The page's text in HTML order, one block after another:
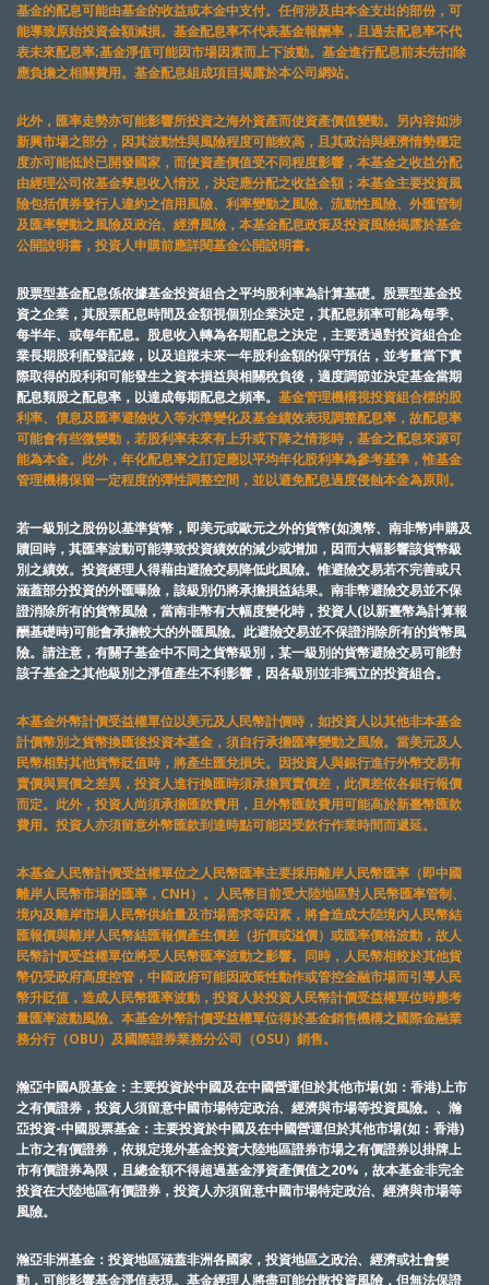
基金的配息可能由基金的收益或本金中支付。任何涉及由本金支出的部份，可
能導致原始投資金額減損。基金配息率不代表基金報酬率，且過去配息率不代
表未來配息率;基金淨值可能因市場因素而上下波動。基金進行配息前未先扣除
應負擔之相關費用。基金配息組成項目揭露於本公司網站。
此外，匯率走勢亦可能影響所投資之海外資產而使資產價值變動。另內容如涉
新興市場之部分，因其波動性與風險程度可能較高，且其政治與經濟情勢穩定
度亦可能低於已開發國家，而使資產價值受不同程度影響，本基金之收益分配
由經理公司依基金孳息收入情況，決定應分配之收益金額；本基金主要投資風
險包括債券發行人違約之信用風險、利率變動之風險、流動性風險、外匯管制
及匯率變動之風險及政治、經濟風險，本基金配息政策及投資風險揭露於基金
公開說明書，投資人申購前應詳閱基金公開說明書。
股票型基金配息係依據基金投資組合之平均股利率為計算基礎。股票型基金投
資之企業，其股票配息時間及金額視個別企業決定，其配息頻率可能為每季、
每半年、或每年配息。股息收入轉為各期配息之決定，主要透過對投資組合企
業長期股利配發記錄，以及追蹤未來一年股利金額的保守預估，並考量當下實
際取得的股利和可能發生之資本損益與相關稅負後，適度調節並決定基金當期
配息類股之配息率，以達成每期配息之頻率。 基金管理機構視投資組合標的股
利率、債息及匯率避險收入等水準變化及基金績效表現調整配息率，故配息率
可能會有些微變動，若股利率未來有上升或下降之情形時，基金之配息來源可
能為本金。此外，年化配息率之訂定應以平均年化股利率為參考基準，惟基金
管理機構保留一定程度的彈性調整空間，並以避免配息過度侵蝕本金為原則。
若一級別之股份以基準貨幣，即美元或歐元之外的貨幣(如澳幣、南非幣)申購及
贖回時，其匯率波動可能導致投資績效的減少或增加，因而大幅影響該貨幣級
別之績效。投資經理人得藉由避險交易降低此風險。惟避險交易若不完善或只
涵蓋部分投資的外匯曝險，該級別仍將承擔損益結果。南非幣避險交易並不保
證消除所有的貨幣風險，當南非幣有大幅度變化時，投資人(以新臺幣為計算報
酬基礎時)可能會承擔較大的外匯風險。此避險交易並不保證消除所有的貨幣風
險。請注意，有關子基金中不同之貨幣級別，某一級別的貨幣避險交易可能對
該子基金之其他級別之淨值產生不利影響，因各級別並非獨立的投資組合。
本基金外幣計價受益權單位以美元及人民幣計價時，如投資人以其他非本基金
計價幣別之貨幣換匯後投資本基金，須自行承擔匯率變動之風險。當美元及人
民幣相對其他貨幣貶值時，將產生匯兌損失。因投資人與銀行進行外幣交易有
賣價與買價之差異，投資人進行換匯時須承擔買賣價差，此價差依各銀行報價
而定。此外，投資人尚須承擔匯款費用，且外幣匯款費用可能高於新臺幣匯款
費用。投資人亦須留意外幣匯款到達時點可能因受款行作業時間而遞延。
本基金人民幣計價受益權單位之人民幣匯率主要採用離岸人民幣匯率（即中國
離岸人民幣市場的匯率，CNH）。人民幣目前受大陸地區對人民幣匯率管制、
境內及離岸市場人民幣供給量及市場需求等因素，將會造成大陸境內人民幣結
匯報價與離岸人民幣結匯報價產生價差（折價或溢價）或匯率價格波動，故人
民幣計價受益權單位將受人民幣匯率波動之影響。同時，人民幣相較於其他貨
幣仍受政府高度控管，中國政府可能因政策性動作或管控金融市場而引導人民
幣升貶值，造成人民幣匯率波動，投資人於投資人民幣計價受益權單位時應考
量匯率波動風險。本基金外幣計價受益權單位得於基金銷售機構之國際金融業
務分行（OBU）及國際證券業務分公司（OSU）銷售。
瀚亞中國A股基金：主要投資於中國及在中國營運但於其他市場(如：香港)上市
之有價證券，投資人須留意中國市場特定政治、經濟與市場等投資風險。、瀚
亞投資-中國股票基金：主要投資於中國及在中國營運但於其他市場(如：香港)
上市之有價證券，依規定境外基金投資大陸地區證券市場之有價證券以掛牌上
市有價證券為限，且總金額不得超過基金淨資產價值之20%，故本基金非完全
投資在大陸地區有價證券，投資人亦須留意中國市場特定政治、經濟與市場等
風險。
瀚亞非洲基金：投資地區涵蓋非洲各國家，投資地區之政治、經濟或社會變
動，可能影響基金淨值表現。基金經理人將盡可能分散投資風險，但無法保證